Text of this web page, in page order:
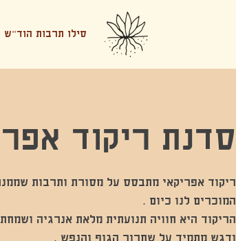
סילו תרבות הוד"ש
סדנת ריקוד
ריקוד אפריקאי מתבסס על מסורת ותרבות שממנה
הריקוד היא חוויה תנועתית מלאת אנרגיה